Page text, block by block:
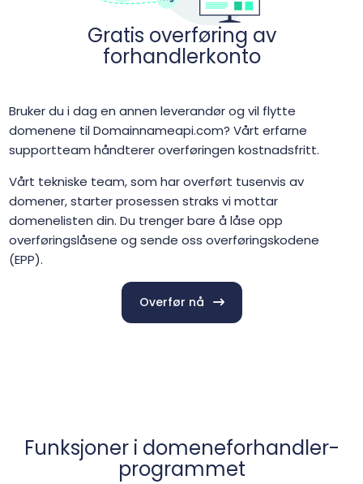
Gratis overføring av
forhandlerkonto
Bruker du i dag en annen leverandør og vil flytte
domenene til Domainnameapi.com? Vårt erfarne
supportteam håndterer overføringen kostnadsfritt.
Vårt tekniske team, som har overført tusenvis av
domener, starter prosessen straks vi mottar
domenelisten din. Du trenger bare å låse opp
overføringslåsene og sende oss overføringskodene
(EPP).
Overfør nå
Funksjoner i domeneforhandler-
programmet